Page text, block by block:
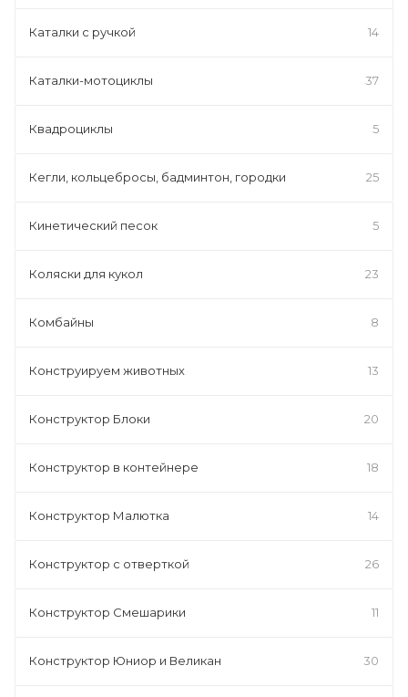
Каталки с ручкой 14
Каталки-мотоциклы 37
Квадроциклы 5
Кегли, кольцебросы, бадминтон, городки 25
Кинетический песок 5
Коляски для кукол 23
Комбайны 8
Конструируем животных 13
Конструктор Блоки 20
Конструктор в контейнере 18
Конструктор Малютка 14
Конструктор с отверткой 26
Конструктор Смешарики 11
Конструктор Юниор и Великан 30